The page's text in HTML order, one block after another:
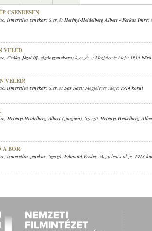
CSENDESEN
, ismeretlen zenekar; Szerző: Hetényi-Heidelberg Albert - Farkas Imre;
VELED
, Csóka Józsi ifj. cigányzenekara; Szerző: -; Megjelenés ideje: 1914
VELED!
, ismeretlen zenekar; Szerző: Sas Náci; Megjelenés ideje: 1914 körül
, Hetényi-Heidelberg Albert (zongora); Szerző: Hetényi-Heidelberg
A BOR
, ismeretlen zenekar; Szerző: Edmund Eysler; Megjelenés ideje: 1913